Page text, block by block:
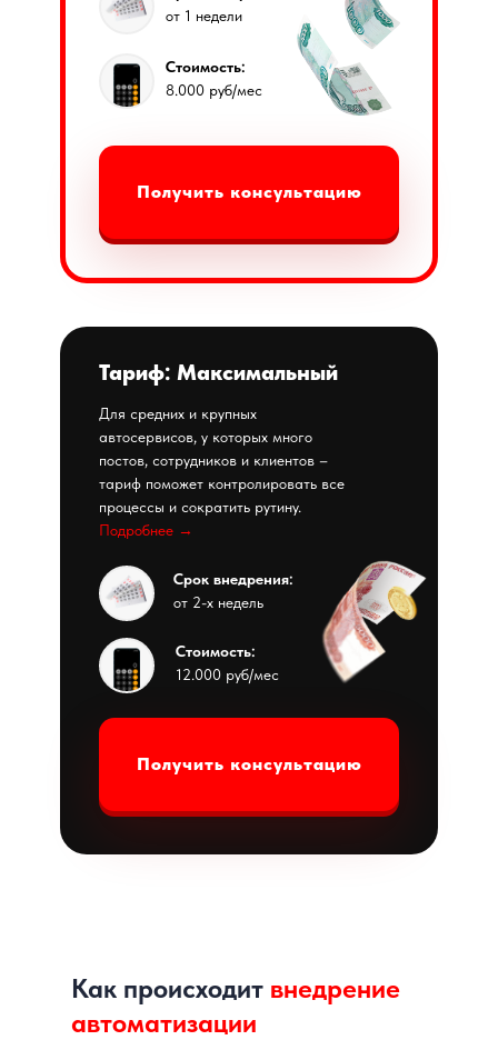
Получить консультацию
от 1 недели
Стоимость:
8.000 руб/мес
Тариф: Максимальный
Для средних и крупных
автосервисов, у которых много
постов, сотрудников и клиентов –
тариф поможет контролировать все
процессы и сократить рутину.
Подробнее →
Получить консультацию
Срок внедрения:
от 2-х недель
Стоимость:
12.000 руб/мес
Как происходит внедрение
автоматизации